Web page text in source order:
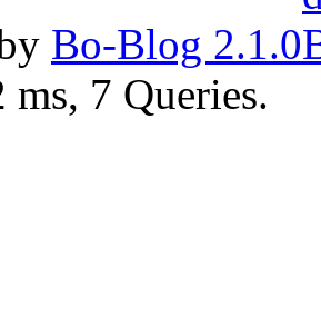
Bo-Blog 2.1.0
7 Queries.